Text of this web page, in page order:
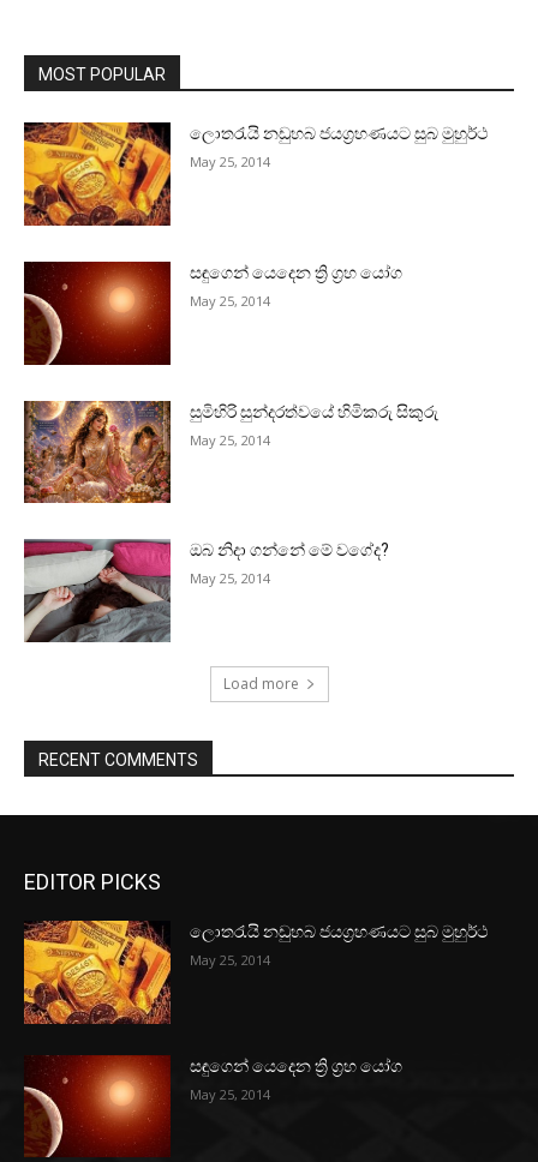
MOST POPULAR
ලොතරැයි නඩුහබ ජයග්‍රහණයට සුබ මුහුර්ථ
May 25, 2014
සඳුගෙන් යෙදෙන ත්‍රි ග්‍රහ යෝග
May 25, 2014
සුමිහිරි සුන්දරත්වයේ හිමිකරු සිකුරු
May 25, 2014
ඔබ නිදා ගන්නේ මේ වගේද?
May 25, 2014
Load more
RECENT COMMENTS
EDITOR PICKS
ලොතරැයි නඩුහබ ජයග්‍රහණයට සුබ මුහුර්ථ
May 25, 2014
සඳුගෙන් යෙදෙන ත්‍රි ග්‍රහ යෝග
May 25, 2014